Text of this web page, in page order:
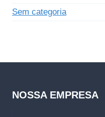
Sem categoria
NOSSA EMPRESA